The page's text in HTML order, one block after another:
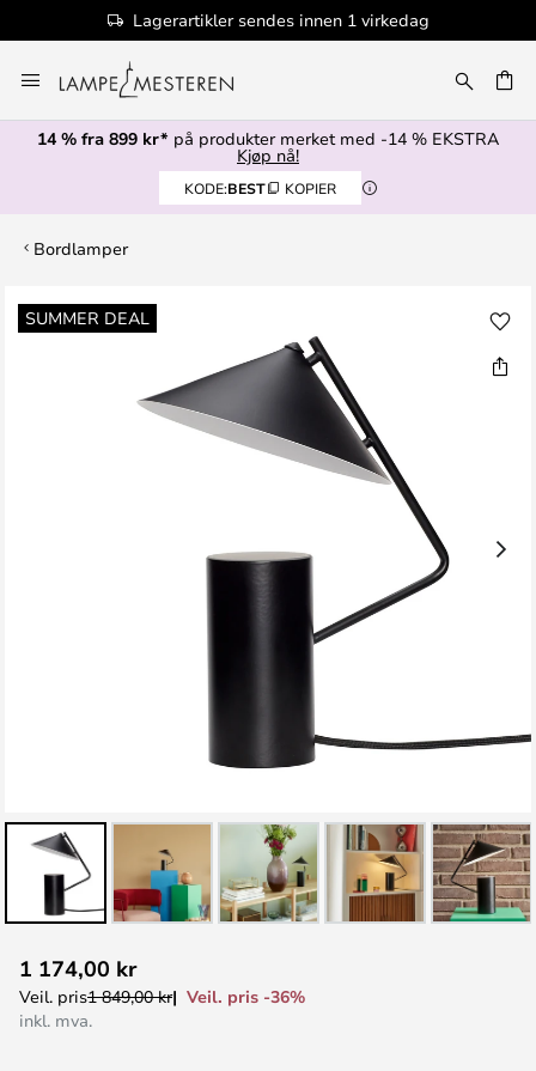
Lagerartikler sendes innen 1 virkedag
til
innhold
14 % fra 899 kr* på produkter merket med -14 % EKSTRA
Kjøp nå!
KODE:BEST KOPIER
Bordlamper
SUMMER DEAL
Gå
til
til
begynnelsen
1 174,00 kr
Veil. pris1 849,00 kr
Veil. pris -36%
inkl. mva.